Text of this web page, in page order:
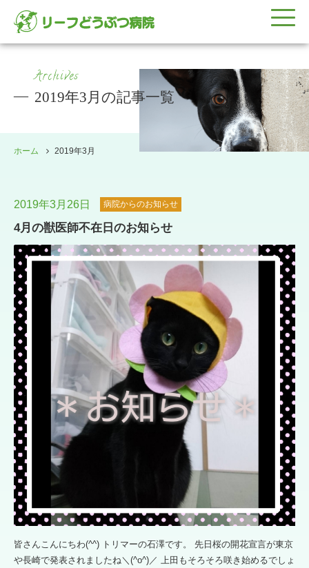
Archives
2019年3月の記事一覧
ホーム 2019年3月
2019年3月26日 病院からのお知らせ
4月の獣医師不在日のお知らせ
皆さんこんにちわ(^^) トリマーの石澤です。 先日桜の開花宣言が東京
や長崎で発表されましたね＼(^o^)／ 上田もそろそろ咲き始めるでしょ